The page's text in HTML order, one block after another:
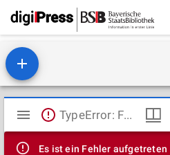
Mirador
Viewer
TypeError: Failed to fetch
Es ist ein Fehler aufgetreten